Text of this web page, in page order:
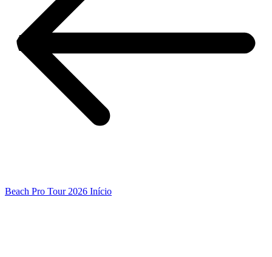
Beach Pro Tour 2026 Início